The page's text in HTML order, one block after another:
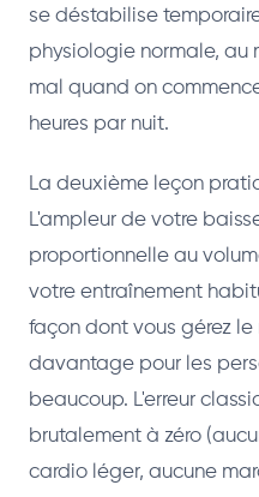
se déstabilise
physiologie normale, au
mal quand on
heures par nuit.
La deuxième leçon
L'ampleur de votre
proportionnelle au
votre entraînement
façon dont vous gérez
davantage pour les
beaucoup. L'erreur
brutalement à zéro
cardio léger, aucune